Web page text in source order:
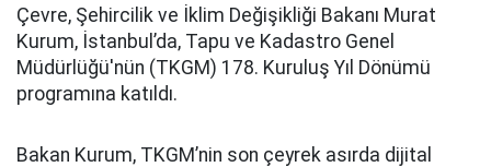
Çevre, Şehircilik ve İklim Değişikliği Bakanı Murat
Kurum, İstanbul’da, Tapu ve Kadastro Genel
Müdürlüğü'nün (TKGM) 178. Kuruluş Yıl Dönümü
programına katıldı.
Bakan Kurum, TKGM’nin son çeyrek asırda dijital